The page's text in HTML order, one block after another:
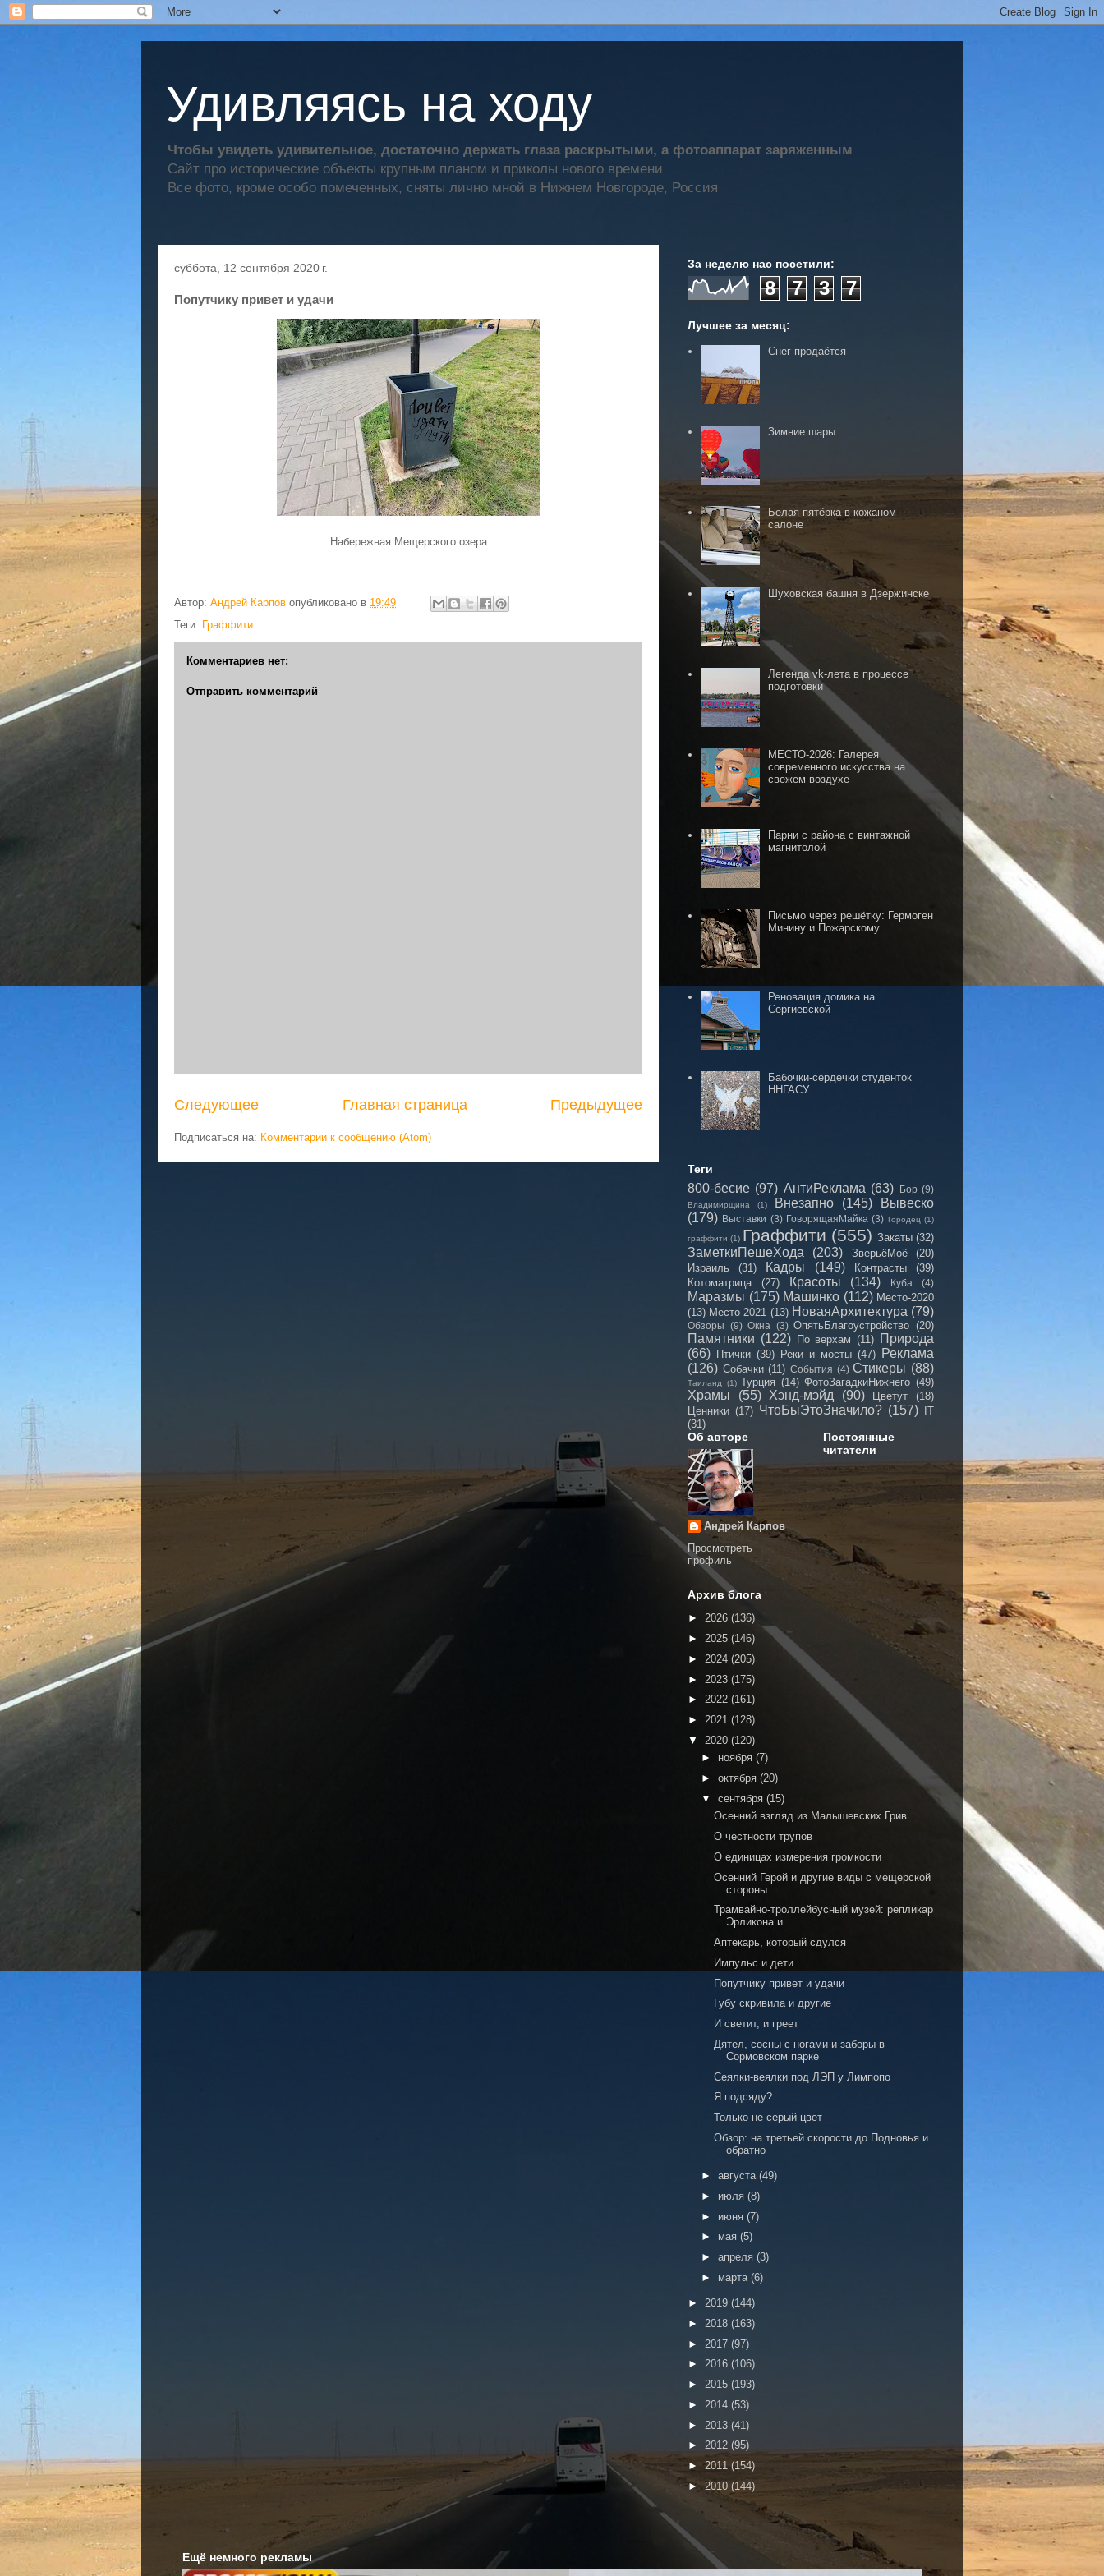
Удивляясь на ходу
Чтобы увидеть удивительное, достаточно держать глаза раскрытыми, а фотоаппарат заряженным
Сайт про исторические объекты крупным планом и приколы нового времени
Все фото, кроме особо помеченных, сняты лично мной в Нижнем Новгороде, Россия
суббота, 12 сентября 2020 г.
Попутчику привет и удачи
Набережная Мещерского озера
Автор: Андрей Карпов опубликовано в 19:49
Теги: Граффити
Комментариев нет:
Отправить комментарий
Следующее Предыдущее
Главная страница
Подписаться на: Комментарии к сообщению (Atom)
За неделю нас посетили:
8 7 3 7
Лучшее за месяц:
Снег продаётся
Зимние шары
Белая пятёрка в кожаном
салоне
Шуховская башня в Дзержинске
Легенда vk-лета в процессе
подготовки
МЕСТО-2026: Галерея
современного искусства на
свежем воздухе
Парни с района с винтажной
магнитолой
Письмо через решётку: Гермоген
Минину и Пожарскому
Реновация домика на
Сергиевской
Бабочки-сердечки студенток
ННГАСУ
Теги
800-бесие (97) АнтиРеклама (63) Бор (9)
Владимирщина (1) Внезапно (145)
Вывеско
(179) Выставки (3) ГоворящаяМайка (3) Городец (1)
граффити (1) Граффити (555) Закаты (32)
ЗаметкиПешеХода (203) ЗверьёМоё
(20)
Израиль
(31) Кадры (149) Контрасты
(39)
Котоматрица
(27) Красоты (134) Куба (4)
Маразмы (175) Машинко (112) Место-2020
(13) Место-2021 (13) НоваяАрхитектура (79)
Обзоры (9) Окна (3) ОпятьБлагоустройство (20)
Памятники (122) По верхам (11) Природа
(66) Птички (39) Реки и мосты (47) Реклама
(126) Собачки (11) События (4) Стикеры (88)
Таиланд (1) Турция (14) ФотоЗагадкиНижнего (49)
Храмы (55) Хэнд-мэйд (90) Цветут
(18)
Ценники (17) ЧтоБыЭтоЗначило? (157)
IT
(31)
Об авторе
Андрей Карпов
Просмотреть
профиль
Постоянные
читатели
Архив блога
► 2026 (136)
► 2025 (146)
► 2024 (205)
► 2023 (175)
► 2022 (161)
► 2021 (128)
▼ 2020 (120)
► ноября (7)
► октября (20)
▼ сентября (15)
Осенний взгляд из Малышевских Грив
О честности трупов
О единицах измерения громкости
Осенний Герой и другие виды с мещерской
стороны
Трамвайно-троллейбусный музей: репликар
Эрликона и...
Аптекарь, который сдулся
Импульс и дети
Попутчику привет и удачи
Губу скривила и другие
И светит, и греет
Дятел, сосны с ногами и заборы в
Сормовском парке
Сеялки-веялки под ЛЭП у Лимпопо
Я подсяду?
Только не серый цвет
Обзор: на третьей скорости до Подновья и
обратно
► августа (49)
► июля (8)
► июня (7)
► мая (5)
► апреля (3)
► марта (6)
► 2019 (144)
► 2018 (163)
► 2017 (97)
► 2016 (106)
► 2015 (193)
► 2014 (53)
► 2013 (41)
► 2012 (95)
► 2011 (154)
► 2010 (144)
Ещё немного рекламы